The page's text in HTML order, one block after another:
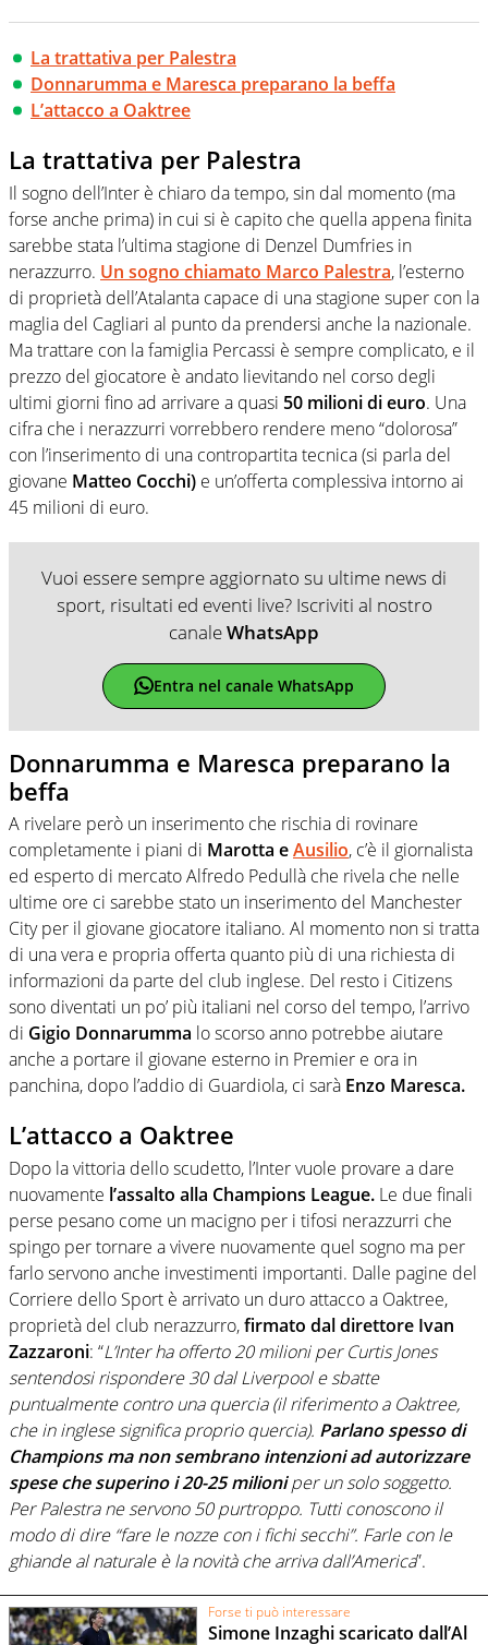
La trattativa per Palestra
Donnarumma e Maresca preparano la beffa
L’attacco a Oaktree
La trattativa per Palestra
Il sogno dell’Inter è chiaro da tempo, sin dal momento (ma
forse anche prima) in cui si è capito che quella appena finita
sarebbe stata l’ultima stagione di Denzel Dumfries in
nerazzurro. Un sogno chiamato Marco Palestra, l’esterno
di proprietà dell’Atalanta capace di una stagione super con la
maglia del Cagliari al punto da prendersi anche la nazionale.
Ma trattare con la famiglia Percassi è sempre complicato, e il
prezzo del giocatore è andato lievitando nel corso degli
ultimi giorni fino ad arrivare a quasi 50 milioni di euro. Una
cifra che i nerazzurri vorrebbero rendere meno “dolorosa”
con l’inserimento di una contropartita tecnica (si parla del
giovane Matteo Cocchi) e un’offerta complessiva intorno ai
45 milioni di euro.
Vuoi essere sempre aggiornato su ultime news di
sport, risultati ed eventi live? Iscriviti al nostro
canaleWhatsApp
Entra nel canale WhatsApp
Donnarumma e Maresca preparano la
beffa
A rivelare però un inserimento che rischia di rovinare
completamente i piani di Marotta eAusilio, c’è il giornalista
ed esperto di mercato Alfredo Pedullà che rivela che nelle
ultime ore ci sarebbe stato un inserimento del Manchester
City per il giovane giocatore italiano. Al momento non si tratta
di una vera e propria offerta quanto più di una richiesta di
informazioni da parte del club inglese. Del resto i Citizens
sono diventati un po’ più italiani nel corso del tempo, l’arrivo
di Gigio Donnarumma lo scorso anno potrebbe aiutare
anche a portare il giovane esterno in Premier e ora in
panchina, dopo l’addio di Guardiola, ci sarà Enzo Maresca.
L’attacco a Oaktree
Dopo la vittoria dello scudetto, l’Inter vuole provare a dare
nuovamente l’assalto alla Champions League. Le due finali
perse pesano come un macigno per i tifosi nerazzurri che
spingo per tornare a vivere nuovamente quel sogno ma per
farlo servono anche investimenti importanti. Dalle pagine del
Corriere dello Sport è arrivato un duro attacco a Oaktree,
proprietà del club nerazzurro,firmato dal direttore Ivan
Zazzaroni: “L’Inter ha offerto 20 milioni per Curtis Jones
sentendosi rispondere 30 dal Liverpool e sbatte
puntualmente contro una quercia (il riferimento a Oaktree,
che in inglese significa proprio quercia). Parlano spesso di
Champions ma non sembrano intenzioni ad autorizzare
spese che superino i 20-25 milioniper un solo soggetto.
Per Palestra ne servono 50 purtroppo. Tutti conoscono il
modo di dire “fare le nozze con i fichi secchi”. Farle con le
ghiande al naturale è la novità che arriva dall’America”.
Forse ti può interessare
Simone Inzaghi scaricato dall’Al